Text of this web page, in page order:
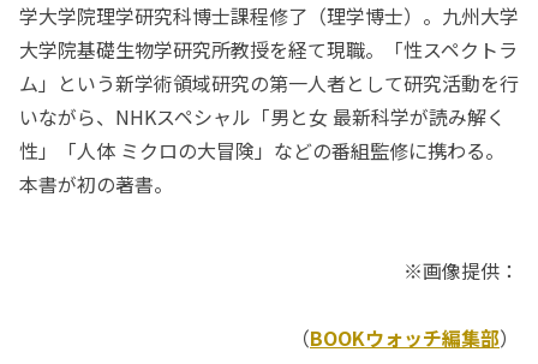
学大学院理学研究科博士課程修了（理学博士）。九州大学
大学院基礎生物学研究所教授を経て現職。「性スペクトラ
ム」という新学術領域研究の第一人者として研究活動を行
いながら、NHKスペシャル「男と女 最新科学が読み解く
性」「人体 ミクロの大冒険」などの番組監修に携わる。
本書が初の著書。
※画像提供：
（BOOKウォッチ編集部）